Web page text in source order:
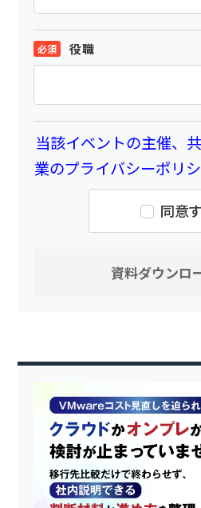
役職
当該イベントの主催、
業のプライバシーポリ
同意